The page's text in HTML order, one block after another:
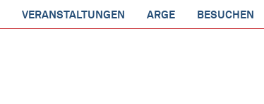
VERANSTALTUNGEN ARGE BESUCHEN